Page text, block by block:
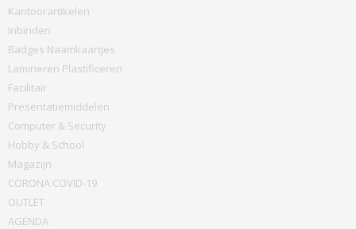
Kantoorartikelen
Inbinden
Badges Naamkaartjes
Lamineren Plastificeren
Facilitair
Presentatiemiddelen
Computer & Security
Hobby & School
Magazijn
CORONA COVID-19
OUTLET
AGENDA